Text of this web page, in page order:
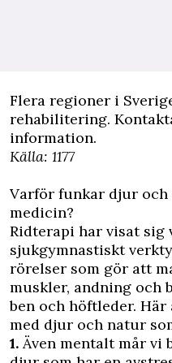
Flera regioner i
rehabilitering.
information.
Källa: 1177
Varför funkar djur och
medicin?
Ridterapi har visat sig
sjukgymnastiskt
rörelser som gör att
muskler, andning och
ben och höftleder.
med djur och natur
1. Även mentalt mår vi